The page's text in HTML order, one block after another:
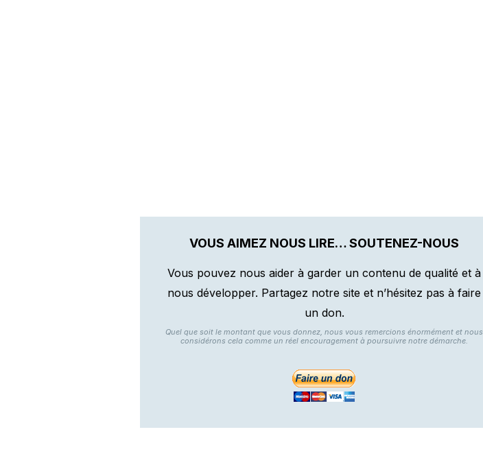
VOUS AIMEZ NOUS LIRE… SOUTENEZ-NOUS
Vous pouvez nous aider à garder un contenu de qualité et à
nous développer. Partagez notre site et n’hésitez pas à faire
un don.
Quel que soit le montant que vous donnez, nous vous remercions énormément et nous
considérons cela comme un réel encouragement à poursuivre notre démarche.